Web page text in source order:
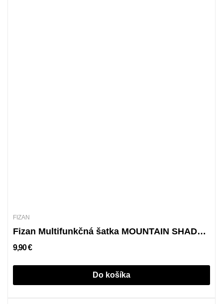
FIZAN
Fizan Multifunkčná šatka MOUNTAIN SHADOW
9,90 €
Do košíka